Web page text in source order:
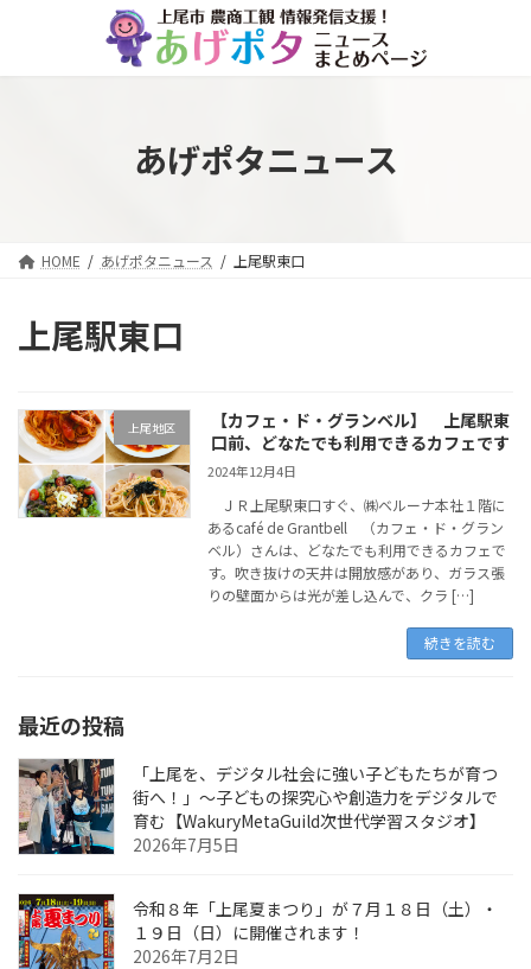
ン
ー
あげポタニュース
HOME あげポタニュース 上尾駅東口
上尾駅東口
上尾地区
【カフェ・ド・グランベル】 上尾駅東
口前、どなたでも利用できるカフェです
2024年12月4日
ＪＲ上尾駅東口すぐ、㈱ベルーナ本社１階に
あるcafé de Grantbell （カフェ・ド・グラン
ベル）さんは、どなたでも利用できるカフェで
す。吹き抜けの天井は開放感があり、ガラス張
りの壁面からは光が差し込んで、クラ […]
続きを読む
最近の投稿
「上尾を、デジタル社会に強い子どもたちが育つ
街へ！」〜子どもの探究心や創造力をデジタルで
育む【WakuryMetaGuild次世代学習スタジオ】
2026年7月5日
令和８年「上尾夏まつり」が７月１８日（土）・
１９日（日）に開催されます！
2026年7月2日